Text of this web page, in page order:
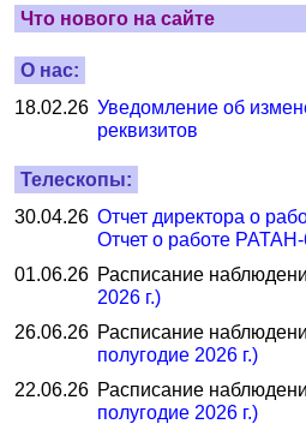
Что нового на сайте
О нас:
18.02.26 Уведомление об
реквизитов
Телескопы:
30.04.26 Отчет директора о
Отчет о работе
01.06.26 Расписание
2026 г.)
26.06.26 Расписание
полугодие 2026 г.)
22.06.26 Расписание
полугодие 2026 г.)